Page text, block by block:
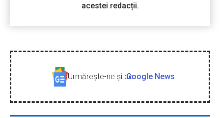
acestei redacții.
Urmăreşte-ne şi peGoogle News